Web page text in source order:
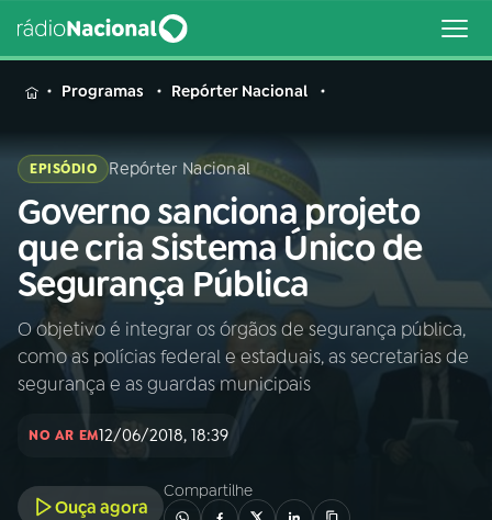
MENU
Buscar
na
Rádio
Nacional
Buscar
AO VIVO
INÍCIO
Programas Repórter Nacional
EPISÓDIO Repórter Nacional
Governo sanciona projeto
que cria Sistema Único de
Segurança Pública
O objetivo é integrar os órgãos de segurança pública,
como as polícias federal e estaduais, as secretarias de
segurança e as guardas municipais
NO AR EM12/06/2018, 18:39
Ouça agora
Compartilhe